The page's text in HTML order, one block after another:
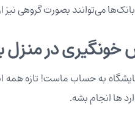
می‌توانند بصورت گروهی
خونگیری در
به حساب ماست! تازه
ها انجام بشه.